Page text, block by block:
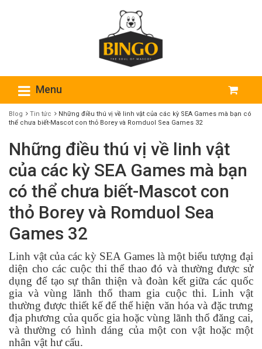
Menu
Blog Tin tức
Những điều thú vị về linh vật của các kỳ SEA Games mà bạn có
thể chưa biết-Mascot con thỏ Borey và Romduol Sea Games 32
Những điều thú vị về linh vật
của các kỳ SEA Games mà bạn
có thể chưa biết-Mascot con
thỏ Borey và Romduol Sea
Games 32
Linh vật của các kỳ SEA Games là một biểu tượng đại
diện cho các cuộc thi thể thao đó và thường được sử
dụng để tạo sự thân thiện và đoàn kết giữa các quốc
gia và vùng lãnh thổ tham gia cuộc thi. Linh vật
thường được thiết kế để thể hiện văn hóa và đặc trưng
địa phương của quốc gia hoặc vùng lãnh thổ đăng cai,
và thường có hình dáng của một con vật hoặc một
nhân vật hư cấu.